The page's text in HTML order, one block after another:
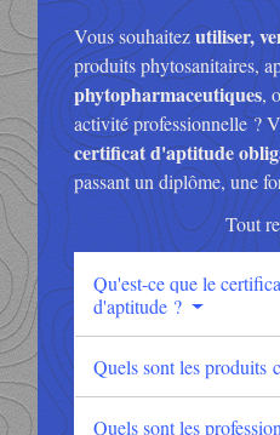
Vous souhaitezutiliser,
produits phytosanitaires,
phytopharmaceutiques,
activité professionnelle ?
certificat d'aptitude
passant un diplôme, une
Tout
Qu'est-ce que le
d'aptitude ?
Quels sont les produits
Quels sont les